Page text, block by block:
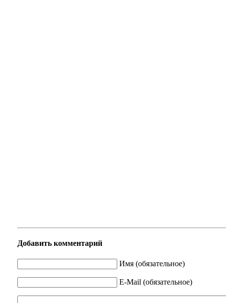
Добавить комментарий
Имя (обязательное)
E-Mail (обязательное)